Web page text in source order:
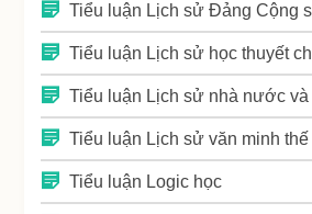
Tiểu luận Lịch sử Đảng Cộng
Tiểu luận Lịch sử học thuyết
Tiểu luận Lịch sử nhà nước
Tiểu luận Lịch sử văn minh
Tiểu luận Logic học